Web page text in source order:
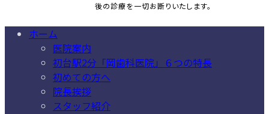
後の診療を一切お断りいたします。
ホーム
医院案内
初台駅2分「岡歯科医院」６つの特長
初めての方へ
院長挨拶
スタッフ紹介